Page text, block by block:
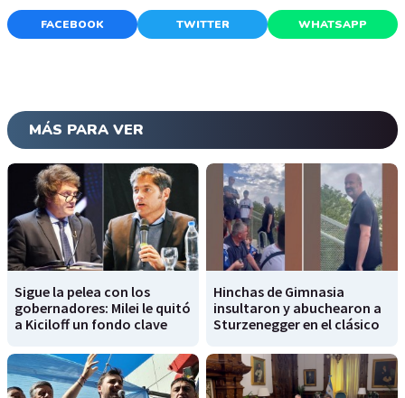
FACEBOOK TWITTER WHATSAPP
MÁS PARA VER
Sigue la pelea con los
gobernadores: Milei le quitó
a Kiciloff un fondo clave
Hinchas de Gimnasia
insultaron y abuchearon a
Sturzenegger en el clásico